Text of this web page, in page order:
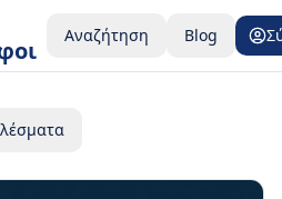
Αναζήτηση Blog